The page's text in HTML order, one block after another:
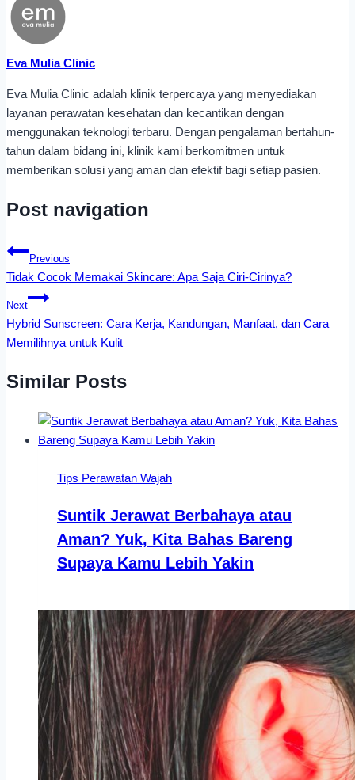
Eva Mulia Clinic
Eva Mulia Clinic adalah klinik terpercaya yang menyediakan
layanan perawatan kesehatan dan kecantikan dengan
menggunakan teknologi terbaru. Dengan pengalaman bertahun-
tahun dalam bidang ini, klinik kami berkomitmen untuk
memberikan solusi yang aman dan efektif bagi setiap pasien.
Post navigation
Previous
Tidak Cocok Memakai Skincare: Apa Saja Ciri-Cirinya?
Next
Hybrid Sunscreen: Cara Kerja, Kandungan, Manfaat, dan Cara
Memilihnya untuk Kulit
Similar Posts
Tips Perawatan Wajah
Suntik Jerawat Berbahaya atau
Aman? Yuk, Kita Bahas Bareng
Supaya Kamu Lebih Yakin